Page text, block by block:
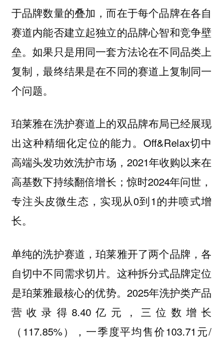
于品牌数量的叠加，而在于每个品牌在各自
赛道内能否建立起独立的品牌心智和竞争壁
垒。如果只是用同一套方法论在不同品类上
复制，最终结果是在不同的赛道上复制同一
个问题。
珀莱雅在洗护赛道上的双品牌布局已经展现
出这种精细化定位的能力。Off&Relax切中
高端头发功效洗护市场，2021年收购以来在
高基数下持续翻倍增长；惊时2024年问世，
专注头皮微生态，实现从0到1的井喷式增
长。
单纯的洗护赛道，珀莱雅开了两个品牌，各
自切中不同需求切片。这种拆分式品牌定位
是珀莱雅最核心的优势。2025年洗护类产品
营收录得8.40亿元，三位数增长
（117.85%），一季度平均售价103.71元/